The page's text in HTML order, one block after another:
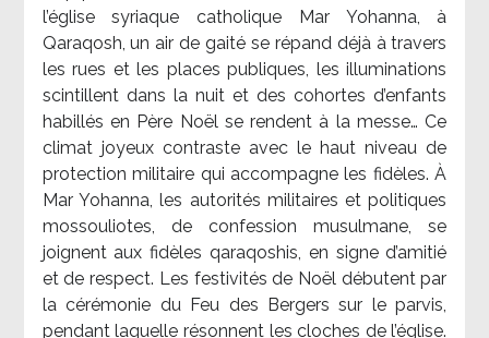
l’église syriaque catholique Mar Yohanna, à
Qaraqosh, un air de gaité se répand déjà à travers
les rues et les places publiques, les illuminations
scintillent dans la nuit et des cohortes d’enfants
habillés en Père Noël se rendent à la messe… Ce
climat joyeux contraste avec le haut niveau de
protection militaire qui accompagne les fidèles. À
Mar Yohanna, les autorités militaires et politiques
mossouliotes, de confession musulmane, se
joignent aux fidèles qaraqoshis, en signe d’amitié
et de respect. Les festivités de Noël débutent par
la cérémonie du Feu des Bergers sur le parvis,
pendant laquelle résonnent les cloches de l’église.